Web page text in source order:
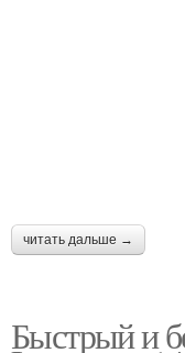
читать дальше →
Быстрый и